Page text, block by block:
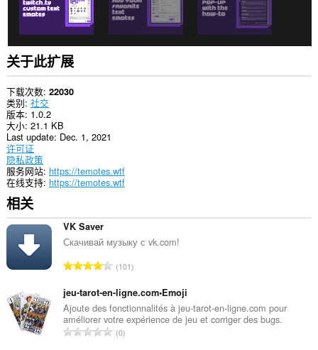
和
浏
览
活
动。
关于此扩展
下载次数 22030
类别 社交
版本 1.0.2
大小 21.1 KB
Last update Dec. 1, 2021
许可证
隐私政策
服务网站 https://temotes.wtf
在线支持 https://temotes.wtf
相关
VK Saver
Скачивай музыку с vk.com!
总
分
次
数
：
101
jeu-tarot-en-ligne.com•Emoji
Ajoute des fonctionnalités à jeu-tarot-en-ligne.com pour
améliorer votre expérience de jeu et corriger des bugs.
总
0